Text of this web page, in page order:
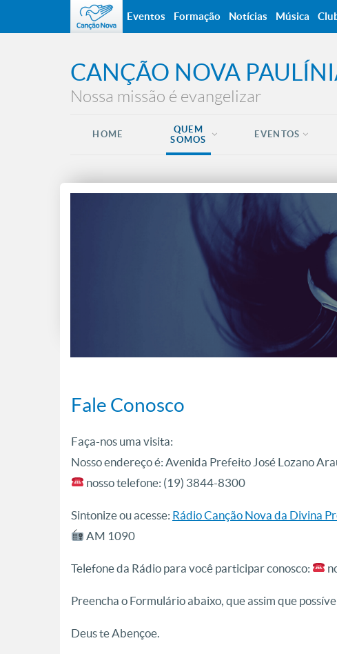
CANÇÃO NOVA
Nossa missão é evangelizar
HOME
QUEM
SOMOS
EVENTOS
Fale Conosco
Faça-nos uma visita:
Nosso endereço é: Avenida Prefeito José Lozano
nosso telefone: (19) 3844-8300
Sintonize ou acesse: Rádio Canção Nova da Divina
AM 1090
Telefone da Rádio para você participar conosco:
Preencha o Formulário abaixo, que assim que
Deus te Abençoe.
Eventos Formação Notícias Música